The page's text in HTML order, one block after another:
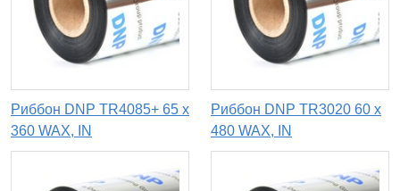
Риббон DNP TR4085+ 65 x
360 WAX, IN
Риббон DNP TR3020 60 х
480 WAX, IN